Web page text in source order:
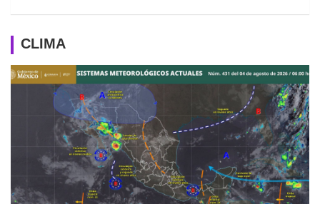
CLIMA